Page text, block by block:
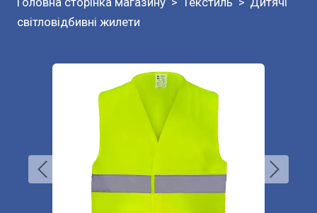
світловідбивні жилети